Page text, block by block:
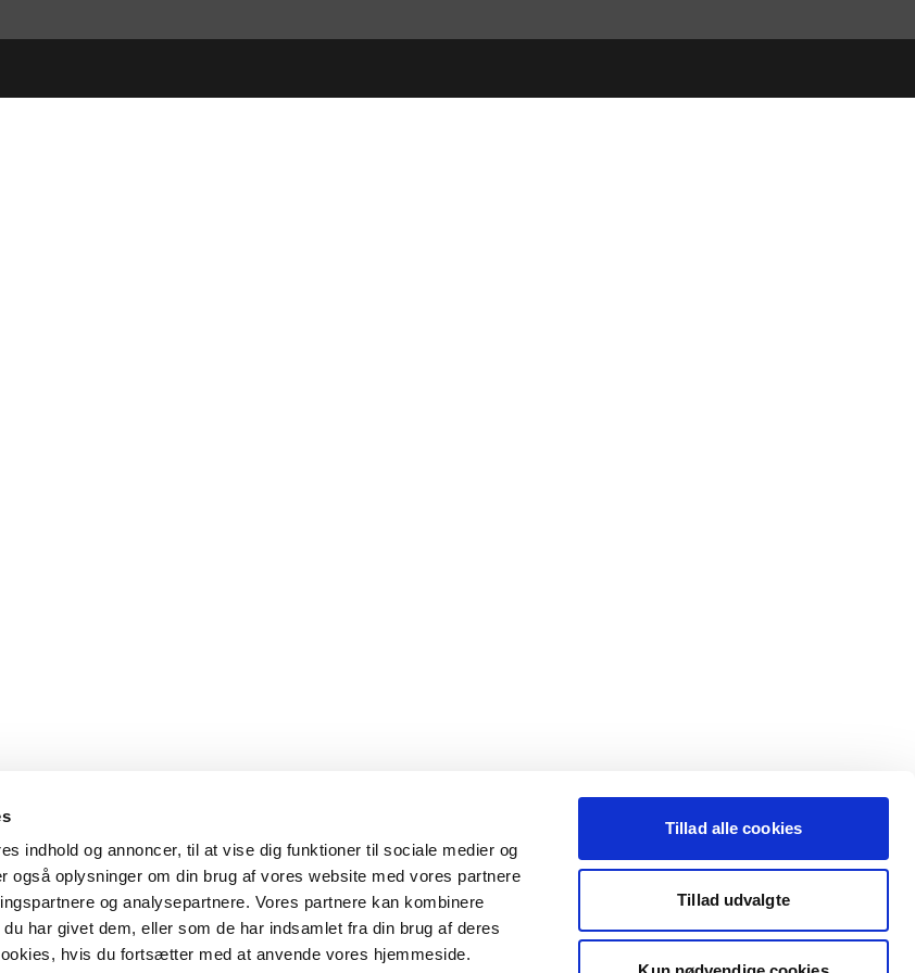
indhold og annoncer, til at vise dig funktioner til sociale medier og
også oplysninger om din brug af vores website med vores partnere
og analysepartnere. Vores partnere kan kombinere
har givet dem, eller som de har indsamlet fra din brug af deres
hvis du fortsætter med at anvende vores hjemmeside.
Tillad alle cookies
Tillad udvalgte